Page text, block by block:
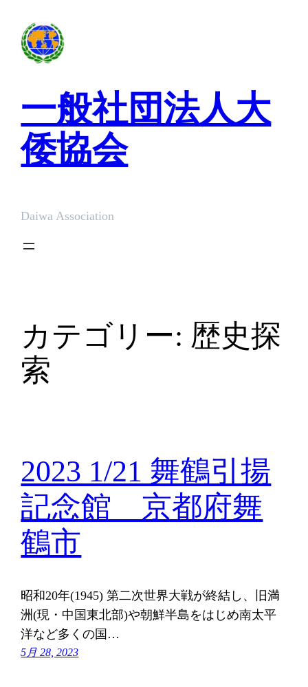
一般社団法人大
倭協会
Daiwa Association
カテゴリー: 歴史探
索
2023 1/21 舞鶴引揚
記念館 京都府舞
鶴市
昭和20年(1945) 第二次世界大戦が終結し、旧満
洲(現・中国東北部)や朝鮮半島をはじめ南太平
洋など多くの国…
5月 28, 2023